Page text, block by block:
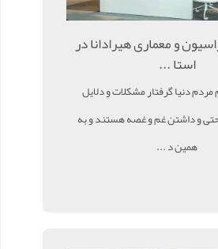
و معماری هیرادانا در
استا ...
مردم دنیا گرفتار مشکلات و دلایل
و داشتن غم و غصه هستند و به
همین د ...